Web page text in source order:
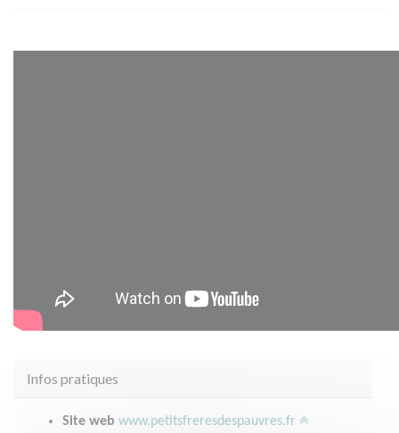
Infos pratiques
Site web www.petitsfreresdespauvres.fr